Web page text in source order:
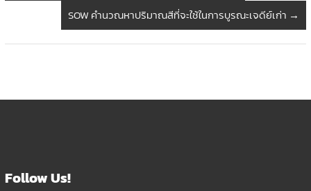
SOW คำนวณหาปริมาณสีที่จะใช้ในการบูรณะเจดีย์เก่า →
Follow Us!